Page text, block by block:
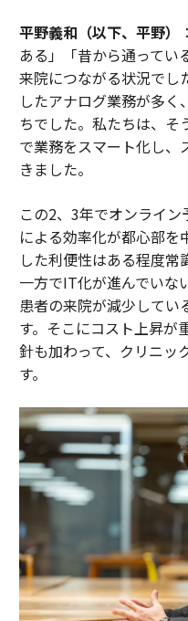
平野義和（以下、平野）
ある」「昔から通ってい
来院につながる状況でし
したアナログ業務が多
ちでした。私たちは、
で業務をスマート化し、
きました。
この2、3年でオンライ
による効率化が都心部を
した利便性はある程度常
一方でIT化が進んでいな
患者の来院が減少してい
す。そこにコスト上昇が
針も加わって、クリニッ
す。